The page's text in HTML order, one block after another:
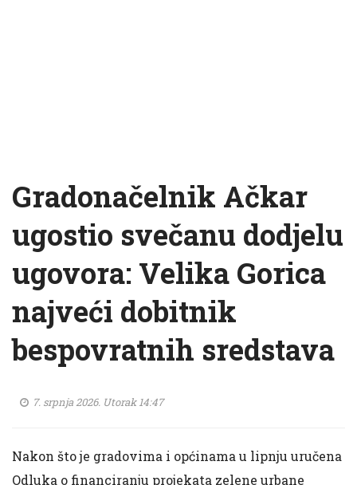
Gradonačelnik Ačkar
ugostio svečanu dodjelu
ugovora: Velika Gorica
najveći dobitnik
bespovratnih sredstava
7. srpnja 2026. Utorak 14:47
Nakon što je gradovima i općinama u lipnju uručena
Odluka o financiranju projekata zelene urbane